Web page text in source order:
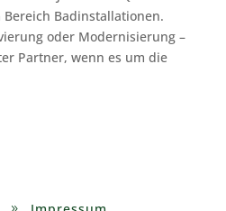
Badinstallationen.
oder Modernisierung –
Partner, wenn es um die